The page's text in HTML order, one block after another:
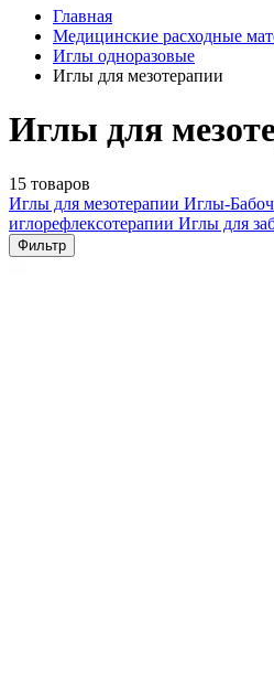
Главная
Медицинские расходные
Иглы одноразовые
Иглы для мезотерапии
Иглы для
15 товаров
Иглы для мезотерапии Иглы-
иглорефлексотерапии Иглы для
Фильтр